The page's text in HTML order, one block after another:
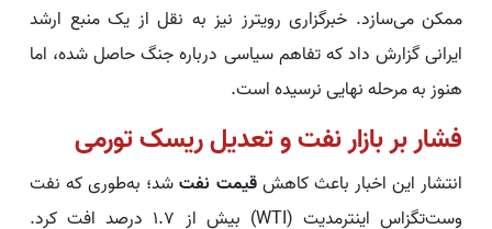
ممکن می‌سازد. خبرگزاری رویترز نیز به نقل از یک منبع ارشد
ایرانی گزارش داد که تفاهم سیاسی درباره جنگ حاصل شده، اما
هنوز به مرحله نهایی نرسیده است.
فشار بر بازار نفت و تعدیل ریسک تورمی
انتشار این اخبار باعث کاهشقیمت نفتشد؛ به‌طوری که نفت
وست‌تگزاس اینترمدیت (WTI) بیش از ۱.۷ درصد افت کرد.